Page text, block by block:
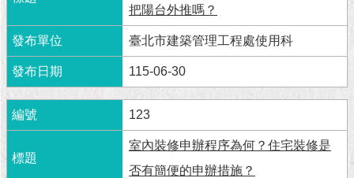
發
現
北
動
把陽台外推嗎？
臺北市建築管理工程處使用科
115-06-30
123
室內裝修申辦程序為何？住宅裝修是
否有簡便的申辦措施？